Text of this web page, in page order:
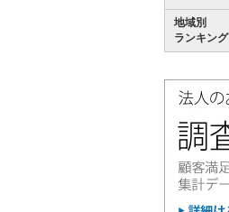
地域別
ランキング